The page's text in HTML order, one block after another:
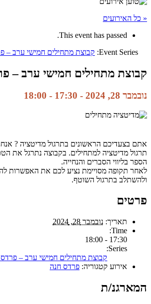
« כל האירועים
This event has passed.
Event Series: קבוצת מתחילים חמישי ערב –
קבוצת מתחילים חמישי ערב –
נובמבר 28, 2024 - 17:30 -
18:00
אתם בצעדיכם הראשונים בתרגול מדיטציה ?
תרגול מדיטציה למתחילים. בקבוצה נתרגל את
הספר בליווי הסברים והנחייה.
לאחר תקופה מסויימת נציע לכם את האפשרות
ולהשתלב בתרגול השוטף.
פרטים
תאריך: נובמבר 28, 2024
Time:
17:30 - 18:00
Series:
קבוצת מתחילים חמישי ערב –
אירוע קטגוריה: פרדס חנה
המארגנ/ת